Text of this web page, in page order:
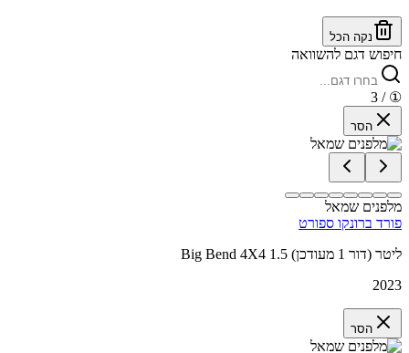
נקה הכל
חיפוש דגם להשוואה
①
/ 3
הסר
מלפנים שמאל
פורד ברונקו ספורט
Big Bend 4X4 1.5 ליטר (דור 1 מעודכן)
2023
הסר